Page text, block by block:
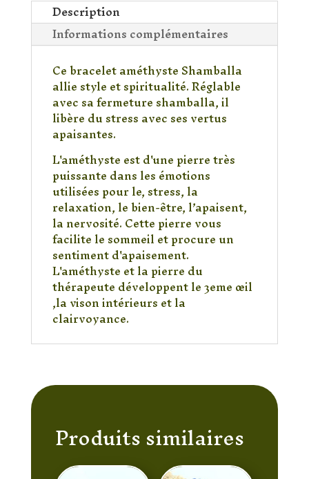
Description
Informations complémentaires
Ce bracelet améthyste Shamballa
allie style et spiritualité. Réglable
avec sa fermeture shamballa, il
libère du stress avec ses vertus
apaisantes.
L'améthyste est d'une pierre très
puissante dans les émotions
utilisées pour le, stress, la
relaxation, le bien-être, l’apaisent,
la nervosité. Cette pierre vous
facilite le sommeil et procure un
sentiment d'apaisement.
L'améthyste et la pierre du
thérapeute développent le 3eme œil
,la vison intérieurs et la
clairvoyance.
Produits similaires